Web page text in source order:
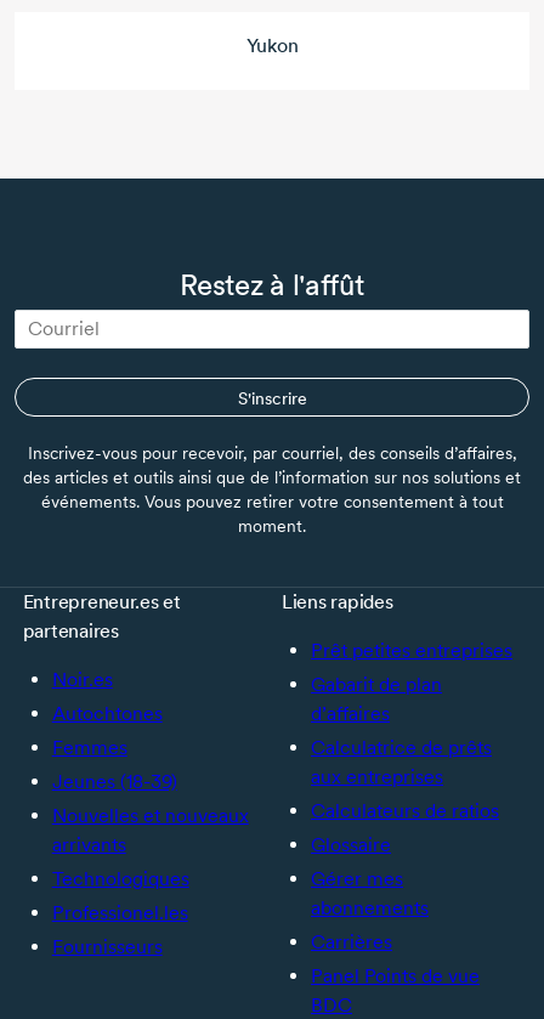
Yukon
Restez à l'affût
S'inscrire
Inscrivez-vous pour recevoir, par courriel, des conseils d’affaires,
des articles et outils ainsi que de l’information sur nos solutions et
événements. Vous pouvez retirer votre consentement à tout
moment.
Entrepreneur.es et
partenaires
Noir.es
Autochtones
Femmes
Jeunes (18-39)
Nouvelles et nouveaux
arrivants
Technologiques
Professionel.les
Fournisseurs
Liens rapides
Prêt petites entreprises
Gabarit de plan
d’affaires
Calculatrice de prêts
aux entreprises
Calculateurs de ratios
Glossaire
Gérer mes
abonnements
Carrières
Panel Points de vue
BDC